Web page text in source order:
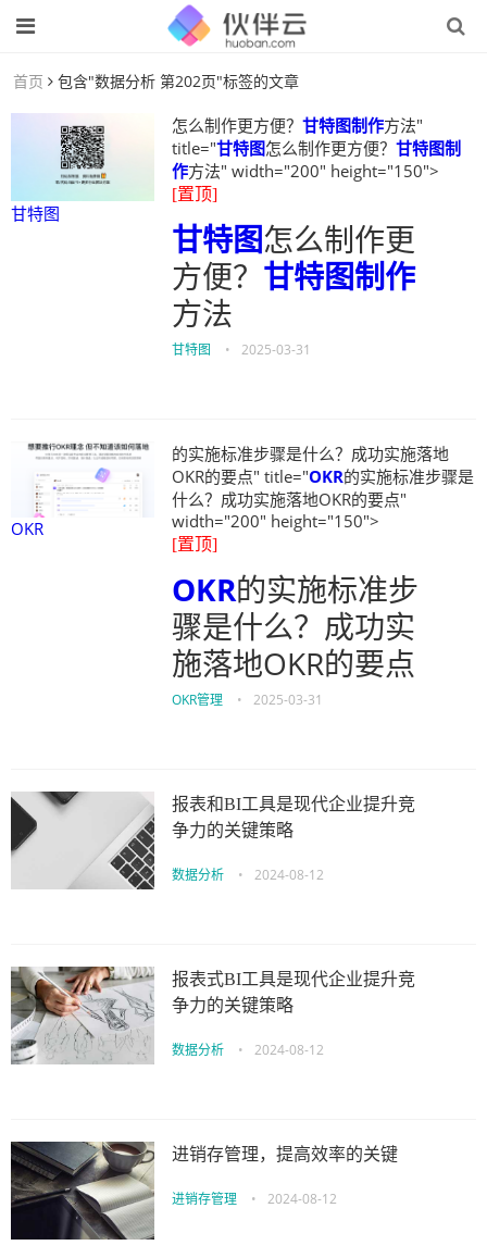
首页 包含"数据分析 第202页"标签的文章
甘特图
怎么制作更方便？ 甘特图制作方法"
title="甘特图怎么制作更方便？ 甘特图制
作方法" width="200" height="150">
[置顶]
甘特图怎么制作更
方便？ 甘特图制作
方法
甘特图 • 2025-03-31
OKR
的实施标准步骤是什么？成功实施落地
OKR的要点" title="OKR的实施标准步骤是
什么？成功实施落地OKR的要点"
width="200" height="150">
[置顶]
OKR的实施标准步
骤是什么？成功实
施落地OKR的要点
OKR管理 • 2025-03-31
报表和BI工具是现代企业提升竞
争力的关键策略
数据分析 • 2024-08-12
报表式BI工具是现代企业提升竞
争力的关键策略
数据分析 • 2024-08-12
进销存管理，提高效率的关键
进销存管理 • 2024-08-12